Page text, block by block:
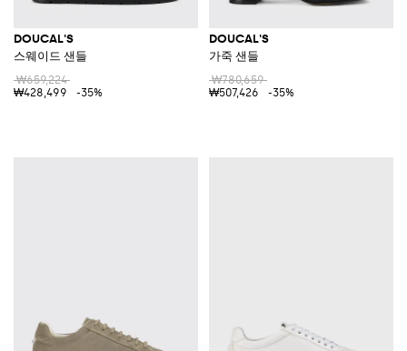
DOUCAL'S
스웨이드 샌들
₩659,224
₩428,499
-35%
DOUCAL'S
가죽 샌들
₩780,659
₩507,426
-35%